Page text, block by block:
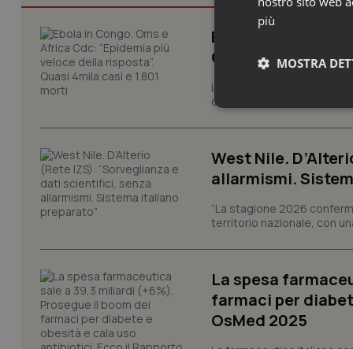
Ebola in Congo.
Quasi 4mila casi e
L’epidemia di Ebola nella
del Paese, sta avanzando
West Nile.
allarmismi.
“La stagione 2026
territorio nazionale, con
La spesa
farmaci per
OsMed 2025
più
MOSTRA
I cookie necessari
Nome